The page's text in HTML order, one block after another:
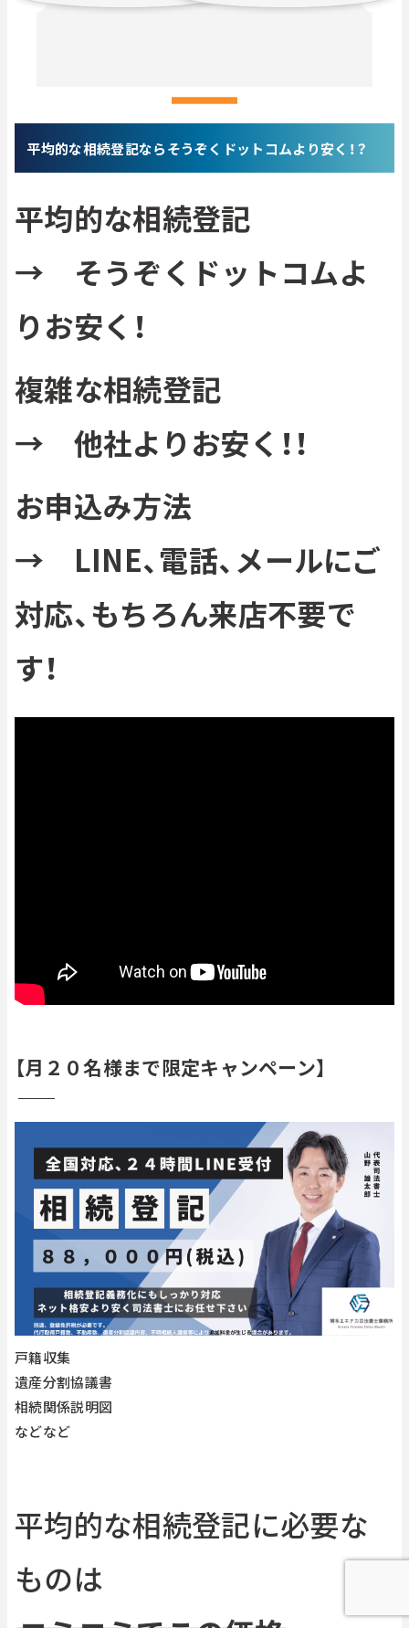
もに寄り添って頂き、導いて下さいました。
た。本当に有り難うございました。また、ご
す。
平均的な相続登記ならそうぞくドットコムより安く！？
平均的な相続登記
→ そうぞくドットコムよ
りお安く！
複雑な相続登記
→ 他社よりお安く！！
お申込み方法
→ LINE、電話、メールにご
対応、もちろん来店不要で
す！
【月２０名様まで限定キャンペーン】
戸籍収集
遺産分割協議書
相続関係説明図
などなど
平均的な相続登記に必要な
ものは